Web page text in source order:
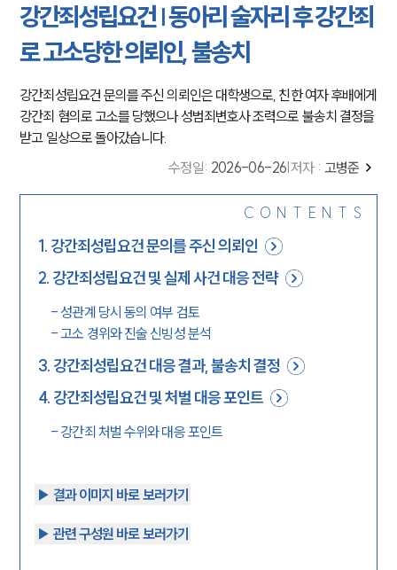
강간죄성립요건 | 동아리 술자리 후 강간죄
로 고소당한 의뢰인, 불송치
강간죄성립요건 문의를 주신 의뢰인은 대학생으로, 친한 여자 후배에게
강간죄 혐의로 고소를 당했으나 성범죄변호사 조력으로 불송치 결정을
받고 일상으로 돌아갔습니다.
수정일: 2026-06-26 저자 : 고병준
CONTENTS
1. 강간죄성립요건 문의를 주신 의뢰인
2. 강간죄성립요건 및 실제 사건 대응 전략
- 성관계 당시 동의 여부 검토
-고소 경위와 진술 신빙성 분석
3. 강간죄성립요건 대응 결과, 불송치 결정
4. 강간죄성립요건 및 처벌 대응 포인트
- 강간죄 처벌 수위와 대응 포인트
▶︎ 결과 이미지 바로 보러가기
▶︎ 관련 구성원 바로 보러가기